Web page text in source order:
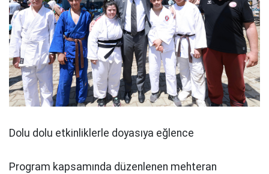
Dolu dolu etkinliklerle doyasıya eğlence
Program kapsamında düzenlenen mehteran